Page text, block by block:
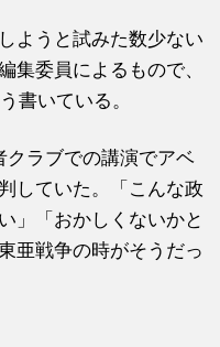
ようと試みた数少ない
集委員によるもので、
書いている。
ラブでの講演でアベ
していた。「こんな政
」「おかしくないかと
亜戦争の時がそうだっ